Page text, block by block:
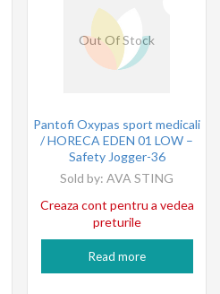
Out Of Stock
Pantofi Oxypas sport medicali
/ HORECA EDEN 01 LOW –
Safety Jogger-36
Sold by: AVA STING
Creaza cont pentru a vedea
preturile
Read more